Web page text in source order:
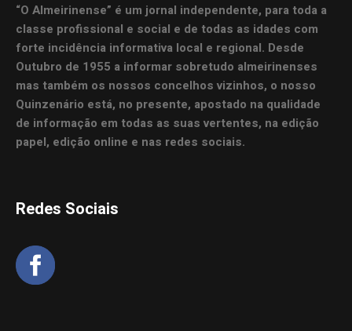
“O Almeirinense” é um jornal independente, para toda a
classe profissional e social e de todas as idades com
forte incidência informativa local e regional. Desde
Outubro de 1955 a informar sobretudo almeirinenses
mas também os nossos concelhos vizinhos, o nosso
Quinzenário está, no presente, apostado na qualidade
de informação em todas as suas vertentes, na edição
papel, edição online e nas redes sociais.
Redes Sociais